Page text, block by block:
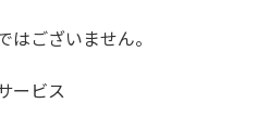
はございません。
ービス